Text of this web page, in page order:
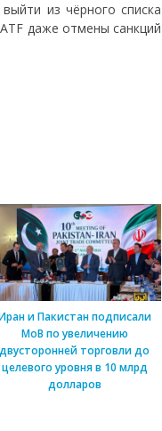
из чёрного списка
даже отмены санкций
и Пакистан подписали
МоВ по увеличению
двусторонней торговли до
целевого уровня в 10 млрд
долларов